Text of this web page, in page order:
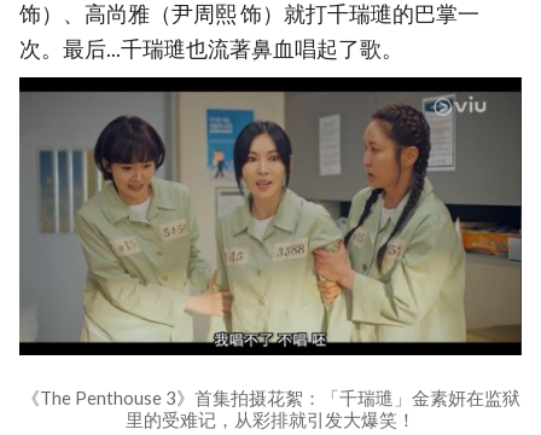
饰）、高尚雅（尹周熙 饰）就打千瑞璡的巴掌一
次。最后...千瑞璡也流著鼻血唱起了歌。
《The Penthouse 3》首集拍摄花絮：「千瑞璡」金素妍在监狱
里的受难记，从彩排就引发大爆笑！